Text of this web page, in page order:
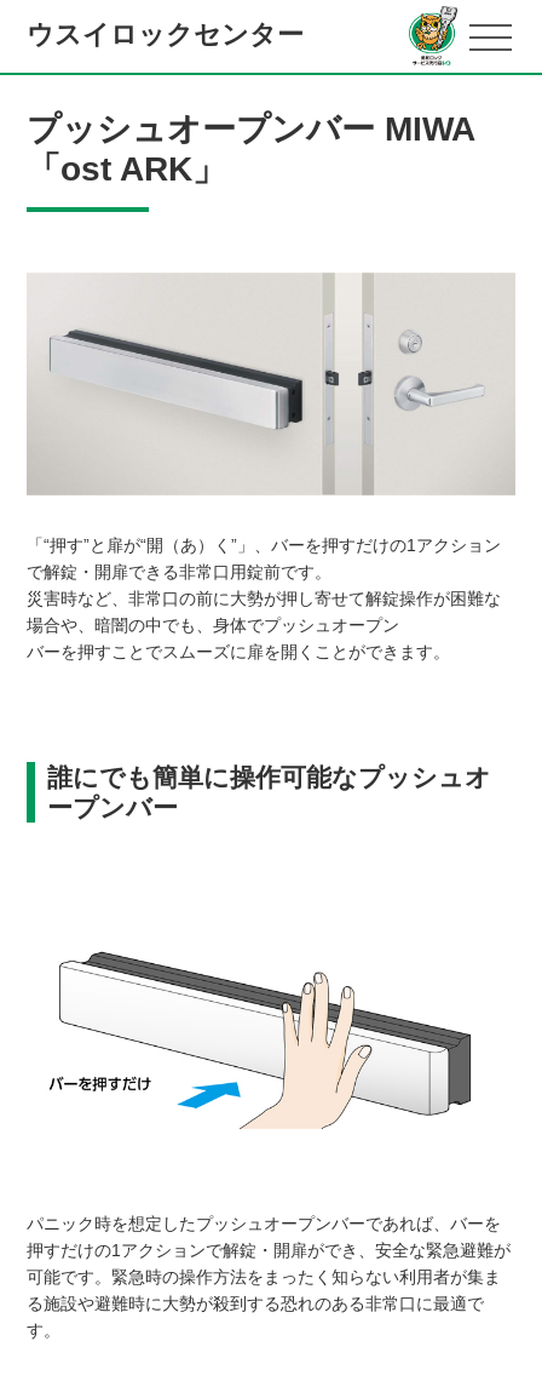
ウスイロックセンター
プッシュオープンバー MIWA
「ost ARK」
「“押す”と扉が“開（あ）く”」、バーを押すだけの1アクション
で解錠・開扉できる非常口用錠前です。
災害時など、非常口の前に大勢が押し寄せて解錠操作が困難な
場合や、暗闇の中でも、身体でプッシュオープン
バーを押すことでスムーズに扉を開くことができます。
誰にでも簡単に操作可能なプッシュオ
ープンバー
パニック時を想定したプッシュオープンバーであれば、バーを
押すだけの1アクションで解錠・開扉ができ、安全な緊急避難が
可能です。緊急時の操作方法をまったく知らない利用者が集ま
る施設や避難時に大勢が殺到する恐れのある非常口に最適で
す。